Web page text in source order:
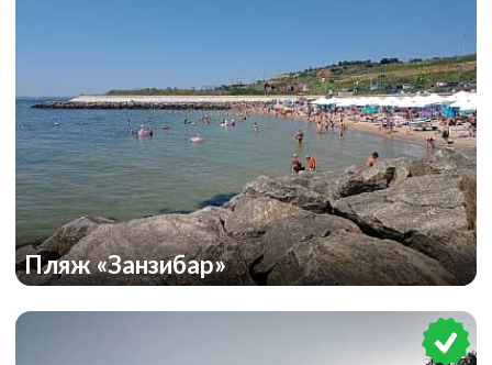
Пляж «Занзибар»